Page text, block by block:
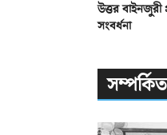
উত্তর বাইনজুরী
সংবর্ধনা